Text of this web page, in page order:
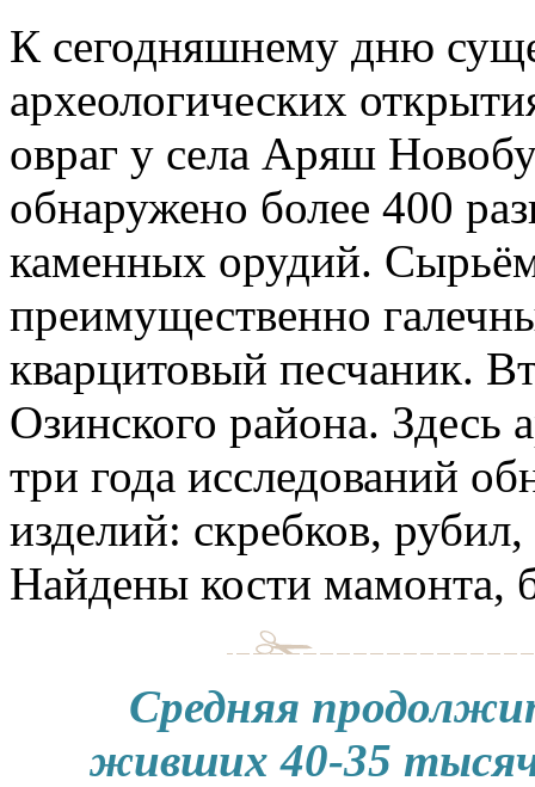
К сегодняшнему дню
археологических
овраг у села Аряш
обнаружено более 400
каменных орудий.
преимущественно
кварцитовый песчаник.
Озинского района. Здесь
три года исследований
изделий: скребков,
Найдены кости мамонта,
Средняя
живших 40-35 тысяч